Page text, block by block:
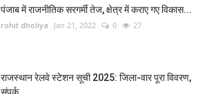
पंजाब में राजनीतिक सरगर्मी तेज, क्षेत्र में कराए गए विकास...
rohit dholiya Jan 21, 2022 0 27
राजस्थान रेलवे स्टेशन सूची 2025: जिला-वार पूरा विवरण,
संपर्क...